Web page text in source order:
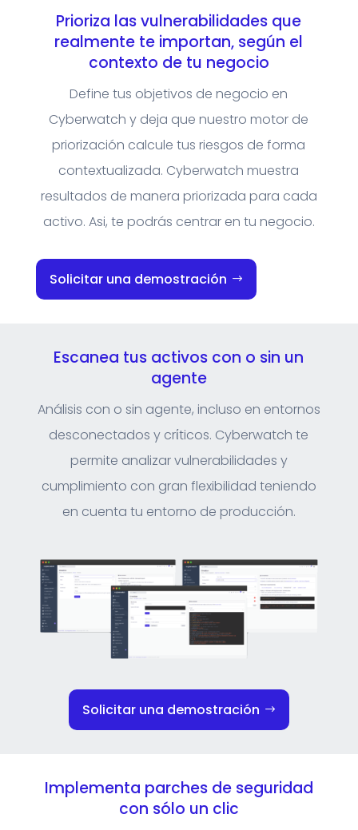
Prioriza las vulnerabilidades que
realmente te importan, según el
contexto de tu negocio
Define tus objetivos de negocio en
Cyberwatch y deja que nuestro motor de
priorización calcule tus riesgos de forma
contextualizada. Cyberwatch muestra
resultados de manera priorizada para cada
activo. Asi, te podrás centrar en tu negocio.
Solicitar una demostración
Escanea tus activos con o sin un
agente
Análisis con o sin agente, incluso en entornos
desconectados y crίticos. Cyberwatch te
permite analizar vulnerabilidades y
cumplimiento con gran flexibilidad teniendo
en cuenta tu entorno de producción.
Solicitar una demostración
Implementa parches de seguridad
con sólo un clic